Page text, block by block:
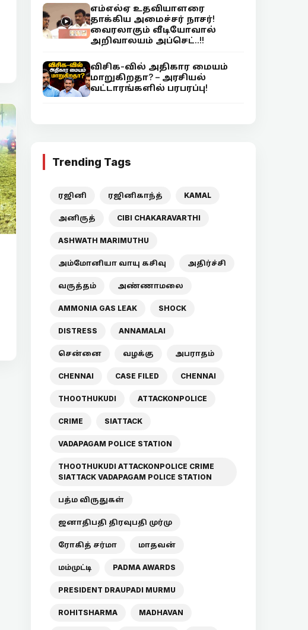
எம்எல்ஏ உதவியாளரை
தாக்கிய அமைச்சர் நாசர்!
வைரலாகும் வீடியோவால்
அறிவாலயம் அப்செட்..!!
விசிக-வில் அதிகார மையம்
மாறுகிறதா? – அரசியல்
வட்டாரங்களில் பரபரப்பு!
Trending Tags
ரஜினி ரஜினிகாந்த் KAMAL
அனிருத் CIBI CHAKARAVARTHI
ASHWATH MARIMUTHU
அம்மோனியா வாயு கசிவு அதிர்ச்சி
வருத்தம் அண்ணாமலை
AMMONIA GAS LEAK SHOCK
DISTRESS ANNAMALAI
சென்னை வழக்கு அபராதம்
CHENNAI CASE FILED CHENNAI
THOOTHUKUDI ATTACKONPOLICE
CRIME SIATTACK
VADAPAGAM POLICE STATION
THOOTHUKUDI ATTACKONPOLICE CRIME
SIATTACK VADAPAGAM POLICE STATION
பத்ம விருதுகள்
ஜனாதிபதி திரவுபதி முர்மு
ரோகித் சர்மா மாதவன்
மம்முட்டி PADMA AWARDS
PRESIDENT DRAUPADI MURMU
ROHITSHARMA MADHAVAN